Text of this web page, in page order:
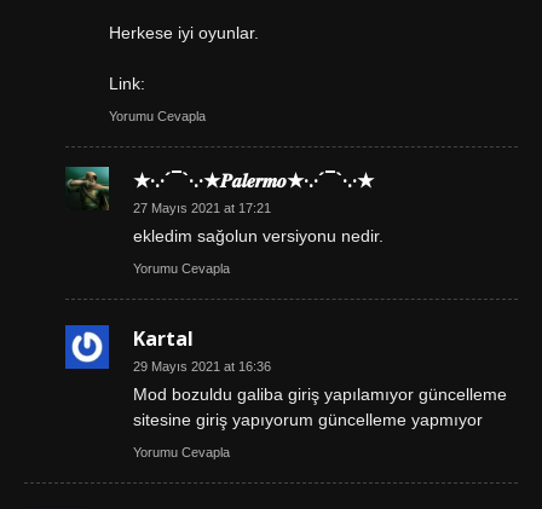
Herkese iyi oyunlar.
Link:
Yorumu Cevapla
★·.·´¯`·.·★𝑷𝒂𝒍𝒆𝒓𝒎𝒐★·.·´¯`·.·★
27 Mayıs 2021 at 17:21
ekledim sağolun versiyonu nedir.
Yorumu Cevapla
Kartal
29 Mayıs 2021 at 16:36
Mod bozuldu galiba giriş yapılamıyor güncelleme
sitesine giriş yapıyorum güncelleme yapmıyor
Yorumu Cevapla